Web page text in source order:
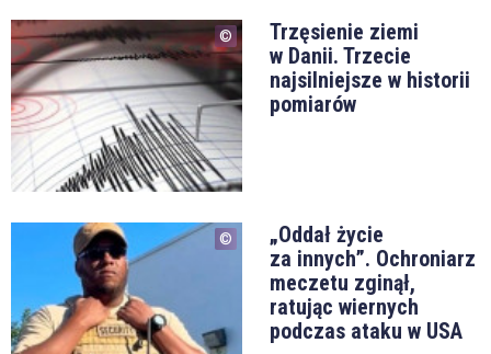
Trzęsienie ziemi
w Danii. Trzecie
najsilniejsze w historii
pomiarów
„Oddał życie
za innych”. Ochroniarz
meczetu zginął,
ratując wiernych
podczas ataku w USA